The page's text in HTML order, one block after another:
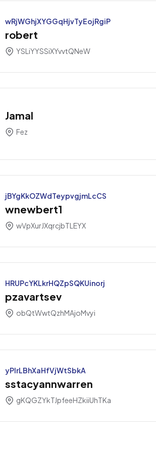
wRjWGhjXYGGqHjvTyEojRgiP
robert
YSLiYYSSiXYvvtQNeW
Jamal
Fez
jBYgKkOZWdTeypvgjmLcCS
wnewbert1
wVpXurJXqrcjbTLEYX
HRUPcYKLkrHQZpSQKUinorj
pzavartsev
obQtWwtQzhMAjoMvyi
yPIrLBhXaHfVjWtSbkA
sstacyannwarren
gKQGZYkTJpfeeHZkiiUhTKa